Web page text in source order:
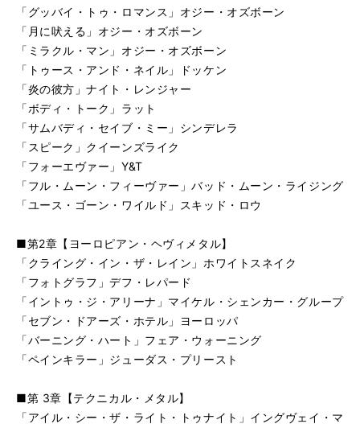
「グッバイ・トゥ・ロマンス」オジー・オズボーン
「月に吠える」オジー・オズボーン
「ミラクル・マン」オジー・オズボーン
「トゥース・アンド・ネイル」ドッケン
「炎の彼方」ナイト・レンジャー
「ボディ・トーク」ラット
「サムバディ・セイブ・ミー」シンデレラ
「スピーク」クイーンズライク
「フォーエヴァー」Y&T
「フル・ムーン・フィーヴァー」バッド・ムーン・ライジング
「ユース・ゴーン・ワイルド」スキッド・ロウ
■第2章【ヨーロピアン・ヘヴィメタル】
「クライング・イン・ザ・レイン」ホワイトスネイク
「フォトグラフ」デフ・レパード
「イントゥ・ジ・アリーナ」マイケル・シェンカー・グループ
「セブン・ドアーズ・ホテル」ヨーロッパ
「バーニング・ハート」フェア・ウォーニング
「ペインキラー」ジューダス・プリースト
■第 3章【テクニカル・メタル】
「アイル・シー・ザ・ライト・トゥナイト」イングヴェイ・マ